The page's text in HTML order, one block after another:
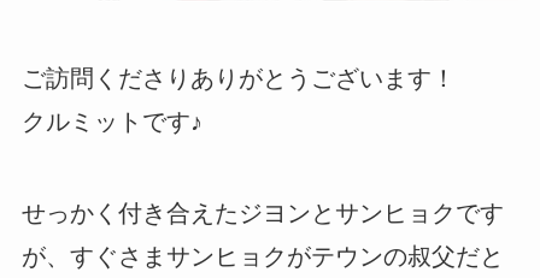
ご訪問くださりありがとうございます！
クルミットです♪
せっかく付き合えたジヨンとサンヒョクです
が、すぐさまサンヒョクがテウンの叔父だと